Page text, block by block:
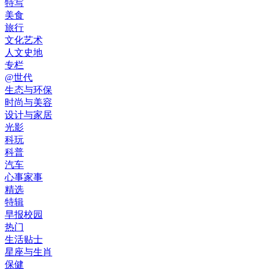
特写
美食
旅行
文化艺术
人文史地
专栏
@世代
生态与环保
时尚与美容
设计与家居
光影
科玩
科普
汽车
心事家事
精选
特辑
早报校园
热门
生活贴士
星座与生肖
保健